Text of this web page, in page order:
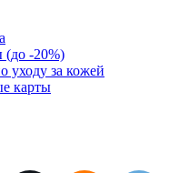
(до -20%)
уходу за кожей
карты